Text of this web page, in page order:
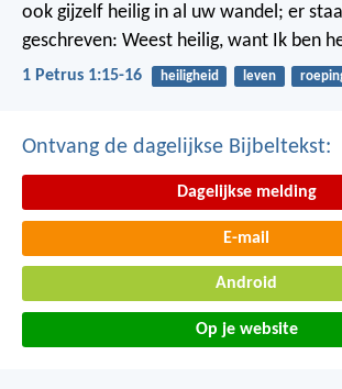
ook gijzelf heilig in al uw wandel; er
geschreven: Weest heilig, want Ik ben
1 Petrus 1:15-16 heiligheid leven
Ontvang de dagelijkse Bijbeltekst:
Dagelijkse melding
E-mail
Android
Op je website